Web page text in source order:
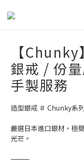
【
銀戒 / 份
手製服務
造型銀戒 ＃ Chunky系列
嚴選日本進口銀材，極
光芒。
⸻